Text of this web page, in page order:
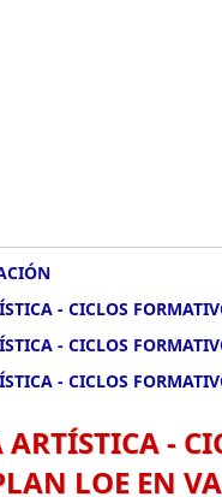
- CICLOS
- CICLOS
- CICLOS
-
LOE EN